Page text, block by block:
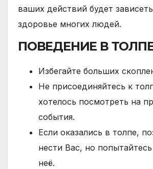
ваших действий будет
здоровье многих людей.
ПОВЕДЕНИЕ В
Избегайте больших
Не присоединяйтесь к
хотелось посмотреть на
события.
Если оказались в толпе,
нести Вас, но
неё.